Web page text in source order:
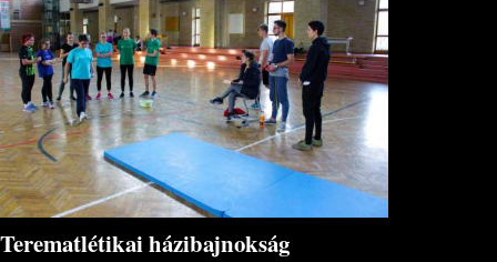
Terematlétikai házibajnokság